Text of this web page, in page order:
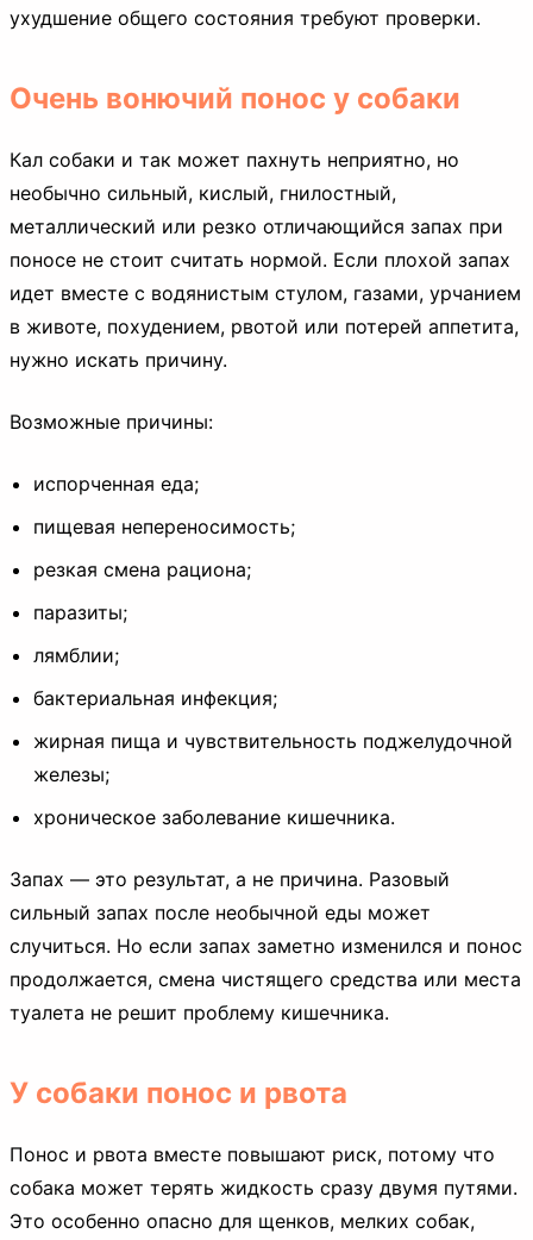
ухудшение общего состояния требуют проверки.
Очень вонючий понос у собаки
Кал собаки и так может пахнуть неприятно, но
необычно сильный, кислый, гнилостный,
металлический или резко отличающийся запах при
поносе не стоит считать нормой. Если плохой запах
идет вместе с водянистым стулом, газами, урчанием
в животе, похудением, рвотой или потерей аппетита,
нужно искать причину.
Возможные причины:
испорченная еда;
пищевая непереносимость;
резкая смена рациона;
паразиты;
лямблии;
бактериальная инфекция;
жирная пища и чувствительность поджелудочной
железы;
хроническое заболевание кишечника.
Запах — это результат, а не причина. Разовый
сильный запах после необычной еды может
случиться. Но если запах заметно изменился и понос
продолжается, смена чистящего средства или места
туалета не решит проблему кишечника.
У собаки понос и рвота
Понос и рвота вместе повышают риск, потому что
собака может терять жидкость сразу двумя путями.
Это особенно опасно для щенков, мелких собак,